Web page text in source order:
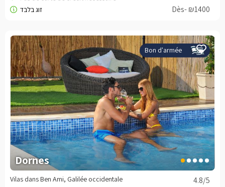
Dès- ₪1400
Bon d'armée
Dornes
4.8/5
Vilas dans Ben Ami, Galilée occidentale